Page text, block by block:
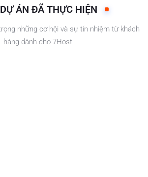
ÁN ĐÃ THỰC HIỆN
những cơ hội và sự tín nhiệm từ khách
hàng dành cho 7Host